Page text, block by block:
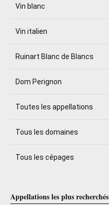
Vin blanc
Vin italien
Ruinart Blanc de Blancs
Dom Perignon
Toutes les appellations
Tous les domaines
Tous les cépages
Appellations les plus recherchés